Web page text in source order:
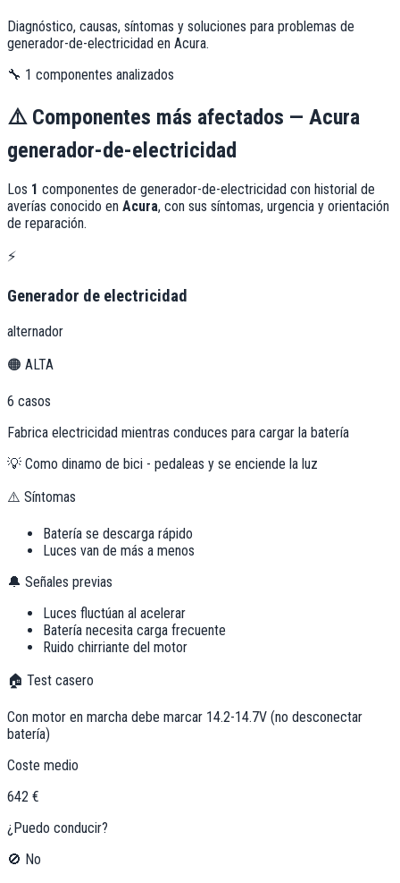
Diagnóstico, causas, síntomas y soluciones para problemas de
generador-de-electricidad en Acura.
🔧 1 componentes analizados
⚠️Componentes más afectados — Acura
generador-de-electricidad
Los 1 componentes de generador-de-electricidad con historial de
averías conocido en Acura, con sus síntomas, urgencia y orientación
de reparación.
⚡
Generador de electricidad
alternador
🟠 ALTA
6 casos
Fabrica electricidad mientras conduces para cargar la batería
💡 Como dinamo de bici - pedaleas y se enciende la luz
⚠️ Síntomas
Batería se descarga rápido
Luces van de más a menos
🔔 Señales previas
Luces fluctúan al acelerar
Batería necesita carga frecuente
Ruido chirriante del motor
🏠 Test casero
Con motor en marcha debe marcar 14.2-14.7V (no desconectar
batería)
Coste medio
642 €
¿Puedo conducir?
🚫 No